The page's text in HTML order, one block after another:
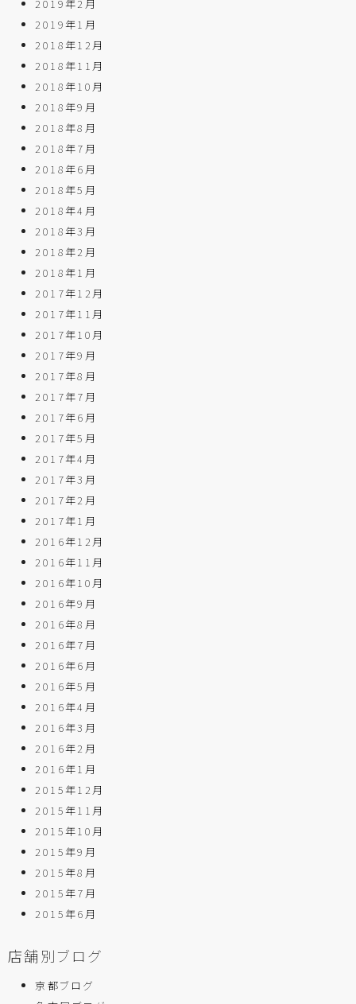
2019年2月
2019年1月
2018年12月
2018年11月
2018年10月
2018年9月
2018年8月
2018年7月
2018年6月
2018年5月
2018年4月
2018年3月
2018年2月
2018年1月
2017年12月
2017年11月
2017年10月
2017年9月
2017年8月
2017年7月
2017年6月
2017年5月
2017年4月
2017年3月
2017年2月
2017年1月
2016年12月
2016年11月
2016年10月
2016年9月
2016年8月
2016年7月
2016年6月
2016年5月
2016年4月
2016年3月
2016年2月
2016年1月
2015年12月
2015年11月
2015年10月
2015年9月
2015年8月
2015年7月
2015年6月
店舗別ブログ
京都ブログ